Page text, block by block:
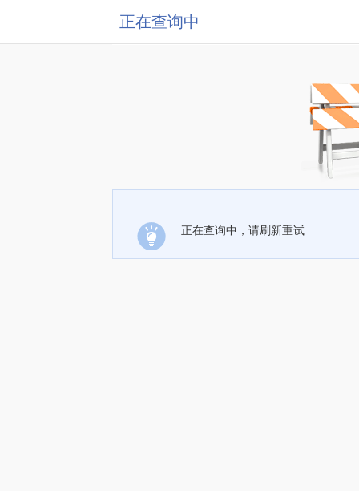
正在查询中
正在查询中，请刷新重试